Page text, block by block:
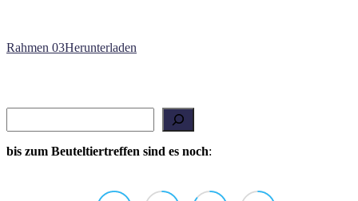
Rahmen 03Herunterladen
bis zum Beuteltiertreffen sind es noch: